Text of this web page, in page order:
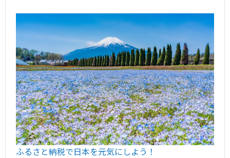
ふるさと納税で日本を元気にしよう！